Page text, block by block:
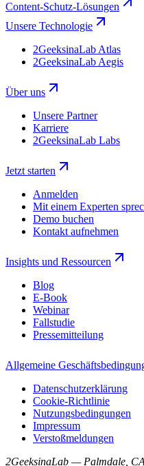
Content-Schutz-Lösungen
Unsere Technologie
2GeeksinaLab Atlas
2GeeksinaLab Aegis
Über uns
Unsere Partner
Karriere
2GeeksinaLab Labs
Jetzt starten
Anmelden
Mit einem Experten
Demo buchen
Kontakt aufnehmen
Insights und Ressourcen
Blog
E-Book
Webinar
Fallstudie
Pressemitteilung
Allgemeine
Datenschutzerklärung
Cookie-Richtlinie
Nutzungsbedingungen
Impressum
Verstoßmeldungen
2GeeksinaLab — Palmdale, CA